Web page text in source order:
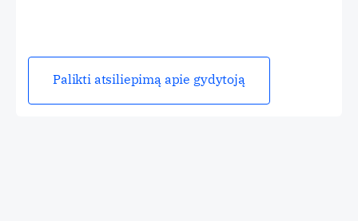
Palikti atsiliepimą apie gydytoją